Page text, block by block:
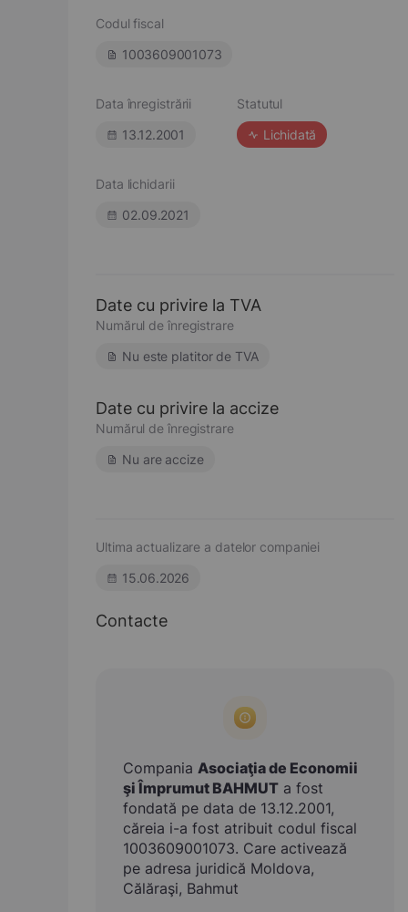
Codul fiscal
1003609001073
Data înregistrării
13.12.2001
Statutul
Lichidată
Data lichidarii
02.09.2021
Date cu privire la TVA
Numărul de înregistrare
Nu este platitor de TVA
Date cu privire la accize
Numărul de înregistrare
Nu are accize
Ultima actualizare a datelor companiei
15.06.2026
Contacte
Compania Asociaţia de Economii
şi Împrumut BAHMUT a fost
fondată pe data de 13.12.2001,
căreia i-a fost atribuit codul fiscal
1003609001073. Care activează
pe adresa juridică Moldova,
Călăraşi, Bahmut